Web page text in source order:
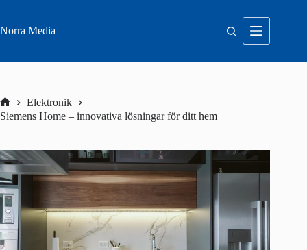
innehåll
Norra Media
Hem
Elektronik
Siemens Home – innovativa lösningar för ditt hem